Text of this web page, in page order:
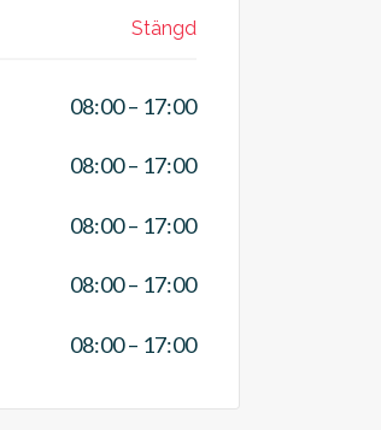
Stängd
08:00– 17:00
08:00– 17:00
08:00– 17:00
08:00– 17:00
08:00– 17:00